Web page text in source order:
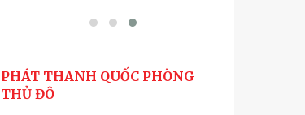
PHÁT THANH QUỐC PHÒNG
THỦ ĐÔ